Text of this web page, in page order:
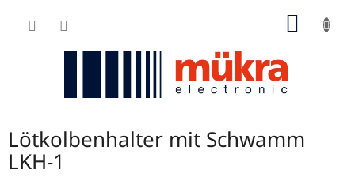
Inhalt
Lötkolbenhalter mit Schwamm
LKH-1